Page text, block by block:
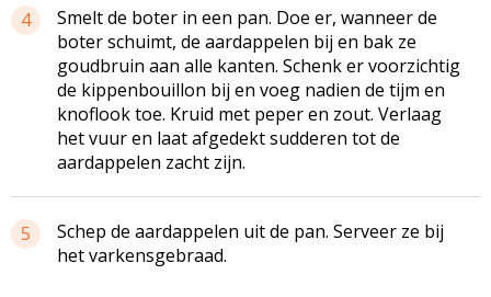
4
Smelt de boter in een pan. Doe er, wanneer de
boter schuimt, de aardappelen bij en bak ze
goudbruin aan alle kanten. Schenk er voorzichtig
de kippenbouillon bij en voeg nadien de tijm en
knoflook toe. Kruid met peper en zout. Verlaag
het vuur en laat afgedekt sudderen tot de
aardappelen zacht zijn.
5
Schep de aardappelen uit de pan. Serveer ze bij
het varkensgebraad.